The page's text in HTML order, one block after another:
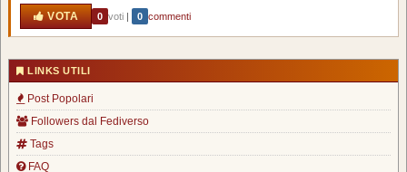
VOTA
0 voti | 0 commenti
LINKS UTILI
Post Popolari
Followers dal Fediverso
Tags
FAQ